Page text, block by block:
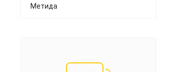
Метида